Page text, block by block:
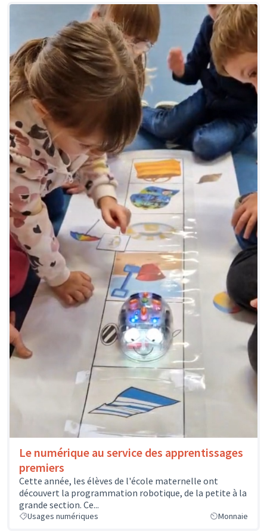
Le numérique au service des apprentissages
premiers
Cette année, les élèves de l'école maternelle ont
découvert la programmation robotique, de la petite à la
grande section. Ce...
Usages numériques Monnaie